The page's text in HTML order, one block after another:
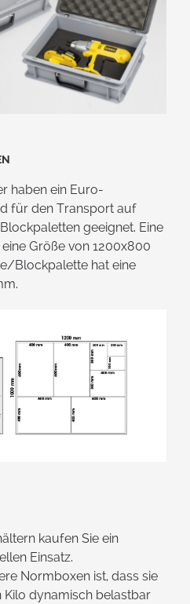
haben ein Euro-
für den Transport auf
geeignet. Eine
Größe von 1200x800
Blockpalette hat eine
kaufen Sie ein
Einsatz.
Normboxen ist, dass sie
Kilo dynamisch belastbar